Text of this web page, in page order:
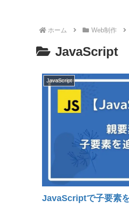
ホーム Web制作
JavaScript
JavaScript
JavaScriptで子要素